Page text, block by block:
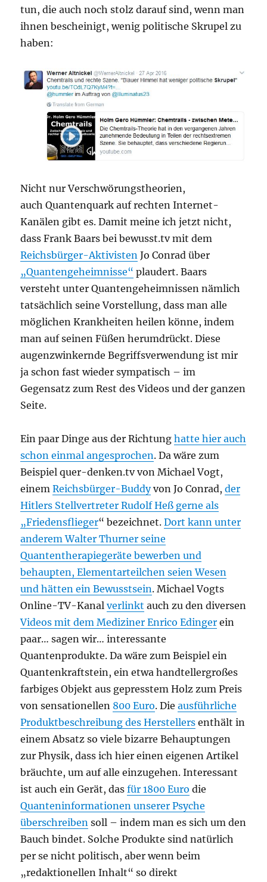
tun, die auch noch stolz darauf sind, wenn man
ihnen bescheinigt, wenig politische Skrupel zu
haben:
Nicht nur Verschwörungstheorien,
auch Quantenquark auf rechten Internet-
Kanälen gibt es. Damit meine ich jetzt nicht,
dass Frank Baars bei bewusst.tv mit dem
Reichsbürger-Aktivisten Jo Conrad über
„Quantengeheimnisse“ plaudert. Baars
versteht unter Quantengeheimnissen nämlich
tatsächlich seine Vorstellung, dass man alle
möglichen Krankheiten heilen könne, indem
man auf seinen Füßen herumdrückt. Diese
augenzwinkernde Begriffsverwendung ist mir
ja schon fast wieder sympatisch – im
Gegensatz zum Rest des Videos und der ganzen
Seite.
Ein paar Dinge aus der Richtunghatte hier auch
schon einmal angesprochen. Da wäre zum
Beispiel quer-denken.tv von Michael Vogt,
einemReichsbürger-Buddyvon Jo Conrad,der
Hitlers Stellvertreter Rudolf Heß gerne als
„Friedensflieger“ bezeichnet.Dort kann unter
anderem Walter Thurner seine
Quantentherapiegeräte bewerben und
behaupten, Elementarteilchen seien Wesen
und hätten ein Bewusstsein. Michael Vogts
Online-TV-Kanalverlinkt auch zu den diversen
Videos mit dem Mediziner Enrico Edinger ein
paar… sagen wir… interessante
Quantenprodukte. Da wäre zum Beispiel ein
Quantenkraftstein, ein etwa handtellergroßes
farbiges Objekt aus gepresstem Holz zum Preis
von sensationellen 800 Euro. Dieausführliche
Produktbeschreibung des Herstellers enthält in
einem Absatz so viele bizarre Behauptungen
zur Physik, dass ich hier einen eigenen Artikel
bräuchte, um auf alle einzugehen. Interessant
ist auch ein Gerät, dasfür 1800 Euro die
Quanteninformationen unserer Psyche
überschreiben soll – indem man es sich um den
Bauch bindet. Solche Produkte sind natürlich
per se nicht politisch, aber wenn beim
„redaktionellen Inhalt“ so direkt